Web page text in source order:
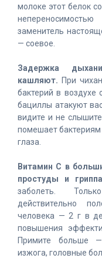
молоке этот белок
заменитель
— соевое.
Задержка
кашляют. При
бактерий в
бациллы атакуют
видите и не
помешает бактериям
глаза.
Витамин С в
простуды и гриппа
заболеть.
действительно
человека — 2 г в
повышения
Примите больше —
изжога, головные